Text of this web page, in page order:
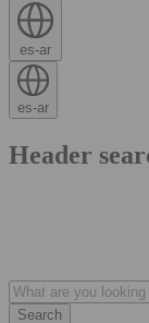
es-ar
es-ar
Header